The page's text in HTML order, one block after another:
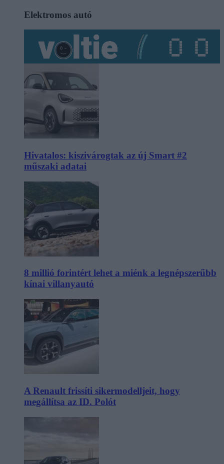
Elektromos autó
Hivatalos: kiszivárogtak az új Smart #2
műszaki adatai
8 millió forintért lehet a miénk a legnépszerűbb
kínai villanyautó
A Renault frissíti sikermodelljeit, hogy
megállítsa az ID. Polót